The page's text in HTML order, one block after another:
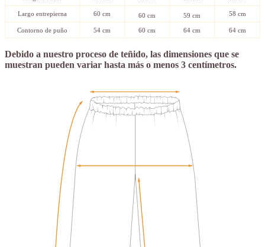
Largo entrepierna 60 cm 60 cm 59 cm 58 cm
Contorno de puño 54 cm 60 cm 64 cm 64 cm
Debido a nuestro proceso de teñido, las dimensiones que se
muestran pueden variar hasta más o menos 3 centímetros.